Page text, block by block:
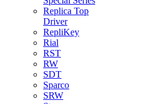
Replica Top
Driver
RepliKey
Rial
RST
RW
SDT
Sparco
SRW